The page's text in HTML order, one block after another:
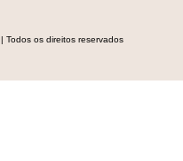
Todos os direitos reservados